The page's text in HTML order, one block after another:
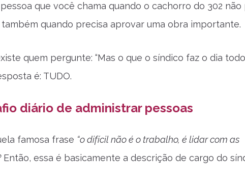
que você chama quando o cachorro do 302 não
também quando precisa aprovar uma obra importante.
quem pergunte: “Mas o que o síndico faz o dia
é: TUDO.
diário de administrar pessoas
famosa frase “o difícil não é o trabalho, é lidar com as
Então, essa é basicamente a descrição de cargo do